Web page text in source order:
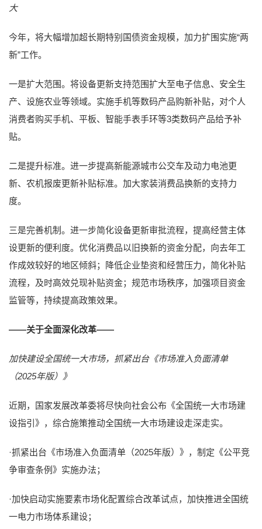
大
今年，将大幅增加超长期特别国债资金规模，加力扩围实施“两
新”工作。
一是扩大范围。将设备更新支持范围扩大至电子信息、安全生
产、设施农业等领域。实施手机等数码产品购新补贴，对个人
消费者购买手机、平板、智能手表手环等3类数码产品给予补
贴。
二是提升标准。进一步提高新能源城市公交车及动力电池更
新、农机报废更新补贴标准。加大家装消费品换新的支持力
度。
三是完善机制。进一步简化设备更新审批流程，提高经营主体
设更新的便利度。优化消费品以旧换新的资金分配，向去年工
作成效较好的地区倾斜；降低企业垫资和经营压力，简化补贴
流程，及时高效兑现补贴资金；规范市场秩序，加强项目资金
监管等，持续提高政策效果。
——关于全面深化改革——
加快建设全国统一大市场，抓紧出台《市场准入负面清单
（2025年版）》
近期，国家发展改革委将尽快向社会公布《全国统一大市场建
设指引》，综合施策推动全国统一大市场建设走深走实。
·抓紧出台《市场准入负面清单（2025年版）》，制定《公平竞
争审查条例》实施办法；
·加快启动实施要素市场化配置综合改革试点，加快推进全国统
一电力市场体系建设；